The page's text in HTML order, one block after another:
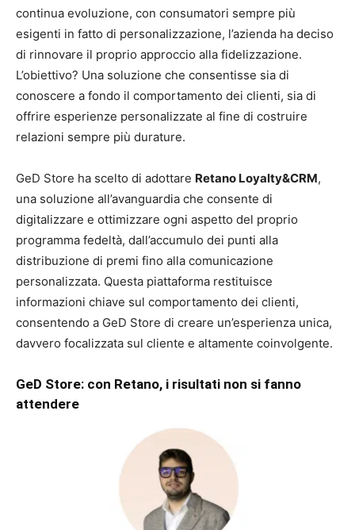
continua evoluzione, con consumatori sempre più
esigenti in fatto di personalizzazione, l’azienda ha deciso
di rinnovare il proprio approccio alla fidelizzazione.
L’obiettivo? Una soluzione che consentisse sia di
conoscere a fondo il comportamento dei clienti, sia di
offrire esperienze personalizzate al fine di costruire
relazioni sempre più durature.
GeD Store ha scelto di adottare Retano Loyalty&CRM,
una soluzione all’avanguardia che consente di
digitalizzare e ottimizzare ogni aspetto del proprio
programma fedeltà, dall’accumulo dei punti alla
distribuzione di premi fino alla comunicazione
personalizzata. Questa piattaforma restituisce
informazioni chiave sul comportamento dei clienti,
consentendo a GeD Store di creare un’esperienza unica,
davvero focalizzata sul cliente e altamente coinvolgente.
GeD Store: con Retano, i risultati non si fanno
attendere